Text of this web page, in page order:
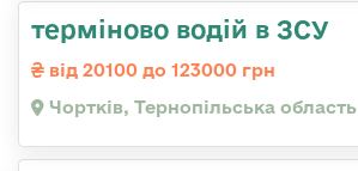
терміново водій в ЗСУ
від 20100 до 123000 грн
Чортків, Тернопільська область